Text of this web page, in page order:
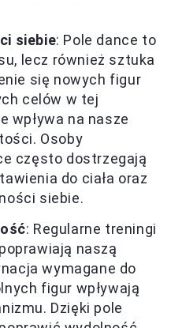
siebie: Pole dance to
lecz również sztuka
się nowych figur
celów w tej
wpływa na nasze
Osoby
często dostrzegają
do ciała oraz
siebie.
: Regularne treningi
naszą
wymagane do
figur wpływają
Dzięki pole